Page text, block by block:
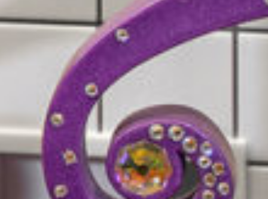
Petites et moyennes séries